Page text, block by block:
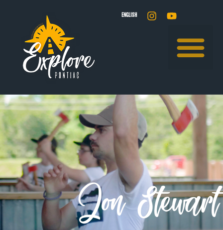
ENGLISH
Jon Stewart